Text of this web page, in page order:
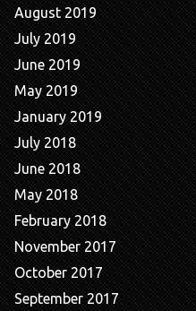
August 2019
July 2019
June 2019
May 2019
January 2019
July 2018
June 2018
May 2018
February 2018
November 2017
October 2017
September 2017